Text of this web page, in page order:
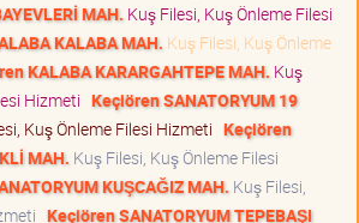
MAH. Kuş Filesi, Kuş Önleme Filesi
KALABA MAH. Kuş Filesi, Kuş Önleme
KALABA KARARGAHTEPE MAH. Kuş
Hizmeti Keçiören SANATORYUM 19
Kuş Önleme Filesi Hizmeti Keçiören
MAH. Kuş Filesi, Kuş Önleme Filesi
KUŞCAĞIZ MAH. Kuş Filesi,
Keçiören SANATORYUM TEPEBAŞI